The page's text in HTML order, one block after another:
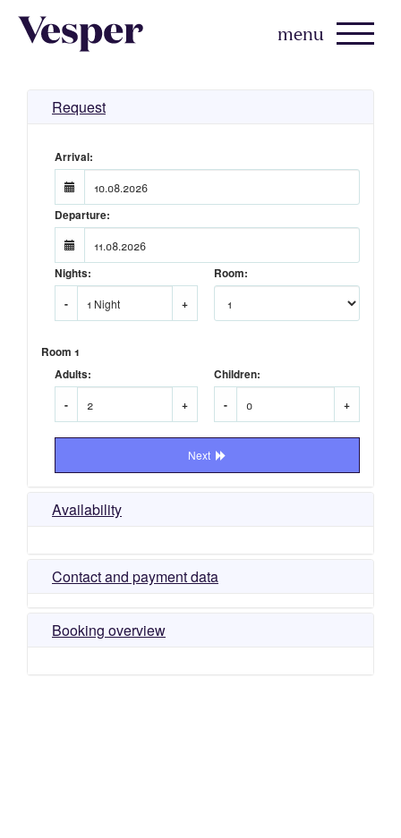
content
Request
Arrival:
Departure:
Nights:
- +
Room:
Room 1
Adults:
- +
Children:
- +
Next
Availability
Contact and payment data
Booking overview